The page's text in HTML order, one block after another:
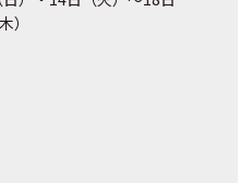
）